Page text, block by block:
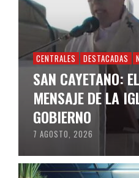
CENTRALES DESTACADAS
SAN CAYETANO:
MENSAJE DE LA
GOBIERNO
7 AGOSTO, 2026